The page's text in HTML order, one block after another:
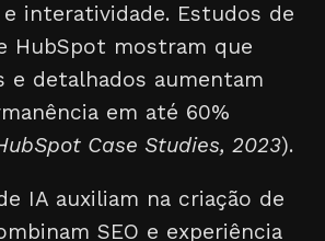
interatividade. Estudos de
HubSpot mostram que
e detalhados aumentam
em até 60%
Case Studies, 2023).
IA auxiliam na criação de
SEO e experiência